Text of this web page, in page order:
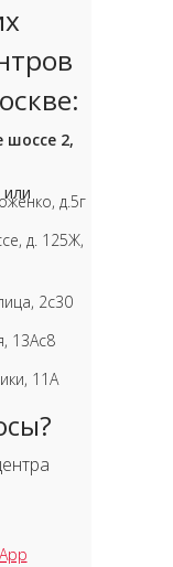
шоссе 2,
д.5г
д. 125Ж,
2с30
13Ас8
11А
или